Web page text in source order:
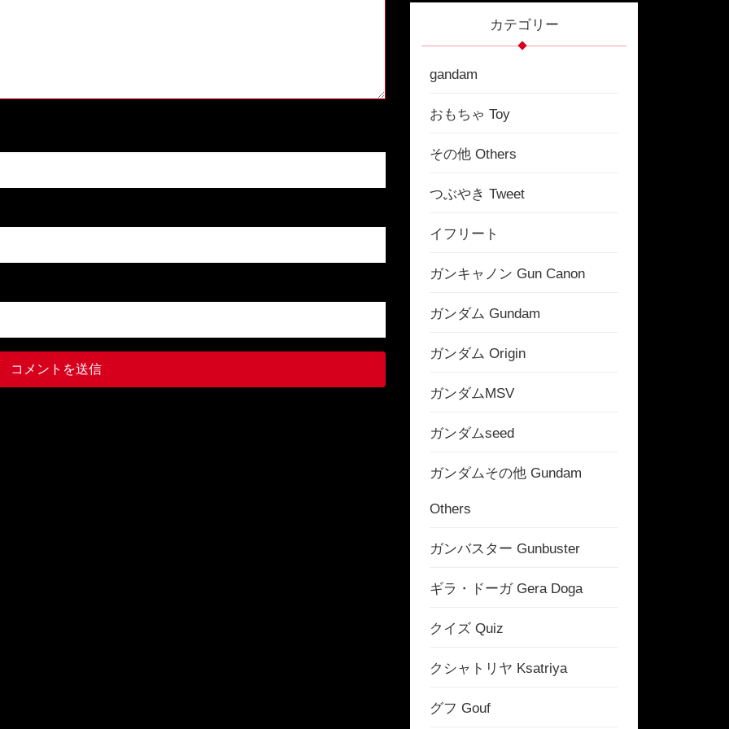
カテゴリー
gandam
おもちゃ Toy
その他 Others
つぶやき Tweet
イフリート
ガンキャノン Gun Canon
ガンダム Gundam
ガンダム Origin
ガンダムMSV
ガンダムseed
ガンダムその他 Gundam
Others
ガンバスター Gunbuster
ギラ・ドーガ Gera Doga
クイズ Quiz
クシャトリヤ Ksatriya
グフ Gouf